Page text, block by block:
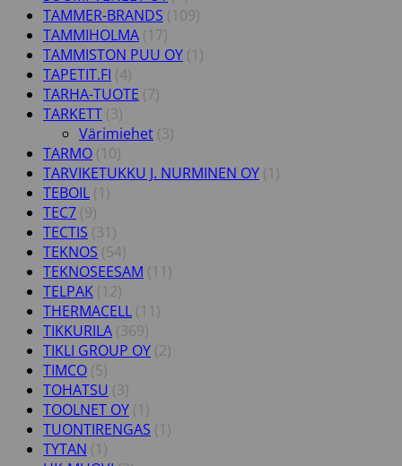
TAMMER-BRANDS (109)
TAMMIHOLMA (17)
TAMMISTON PUU OY (1)
TAPETIT.FI (4)
TARHA-TUOTE (7)
TARKETT (3)
Värimiehet (3)
TARMO (10)
TARVIKETUKKU J. NURMINEN OY (1)
TEBOIL (1)
TEC7 (9)
TECTIS (31)
TEKNOS (54)
TEKNOSEESAM (11)
TELPAK (12)
THERMACELL (11)
TIKKURILA (369)
TIKLI GROUP OY (2)
TIMCO (5)
TOHATSU (3)
TOOLNET OY (1)
TUONTIRENGAS (1)
TYTAN (1)